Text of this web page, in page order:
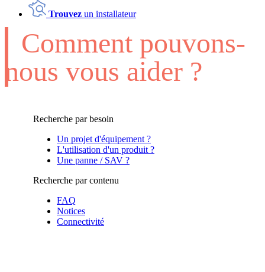
Trouvez un installateur
Comment pouvons-
nous vous aider ?
Recherche par besoin
Un projet d'équipement ?
L'utilisation d'un produit ?
Une panne / SAV ?
Recherche par contenu
FAQ
Notices
Connectivité